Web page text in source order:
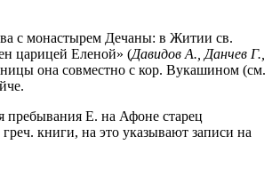
с монастырем Дечаны: в Житии св.
царицей Еленой» (Давидов А., Данчев Г.,
она совместно с кор. Вукашином (см.
пребывания Е. на Афоне старец
книги, на это указывают записи на